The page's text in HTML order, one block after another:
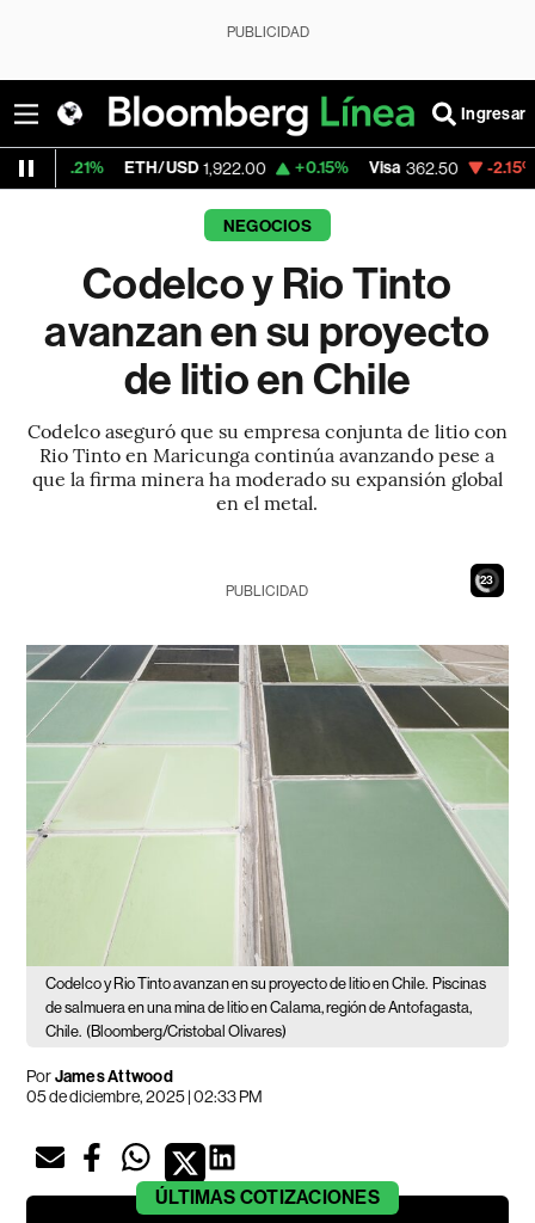
PUBLICIDAD
Ingresar
ETH/USD 1,922.00 +0.15% Visa 362.50 -2.15%
NEGOCIOS
Codelco y Rio Tinto
avanzan en su proyecto
de litio en Chile
Codelco aseguró que su empresa conjunta de litio con
Rio Tinto en Maricunga continúa avanzando pese a
que la firma minera ha moderado su expansión global
en el metal.
21
PUBLICIDAD
Codelco y Rio Tinto avanzan en su proyecto de litio en Chile. Piscinas
de salmuera en una mina de litio en Calama, región de Antofagasta,
Chile. (Bloomberg/Cristobal Olivares)
PorJames Attwood
05 de diciembre, 2025 | 02:33 PM
ÚLTIMAS COTIZACIONES